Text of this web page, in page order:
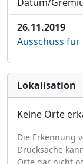
26.11.2019
Ausschuss
Lokalisation
Keine Orte
Die Erkennung
Drucksache